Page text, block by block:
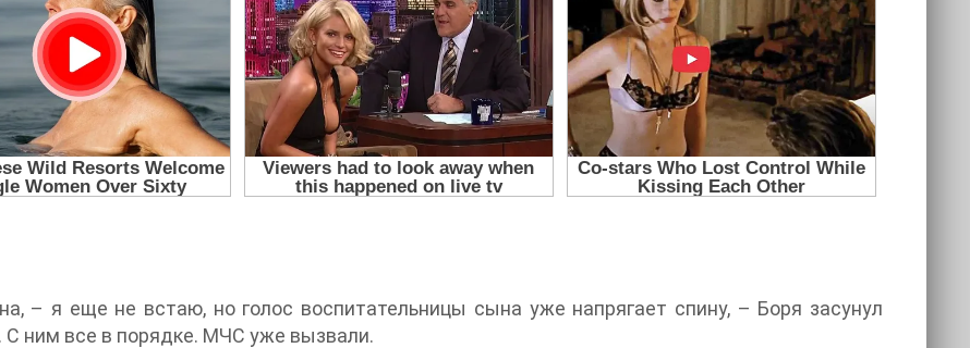
– я еще не встаю, но голос воспитательницы сына уже напрягает спину, – Боря засунул
ним все в порядке. МЧС уже вызвали.